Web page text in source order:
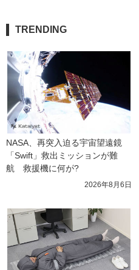
TRENDING
NASA、再突入迫る宇宙望遠鏡
「Swift」救出ミッションが難
航　救援機に何が?
2026年8月6日